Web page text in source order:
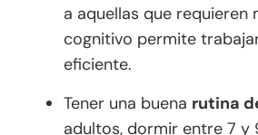
a aquellas que requieren
cognitivo permite
eficiente.
Tener una buena rutina
adultos, dormir entre 7 y